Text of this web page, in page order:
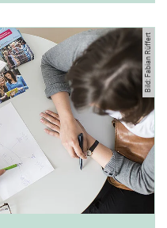
Bild: Fabian Rüffert